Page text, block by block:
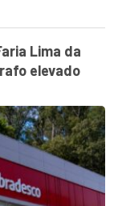
Lima da
elevado